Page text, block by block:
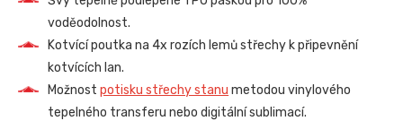
voděodolnost.
Kotvící poutka na 4x rozích lemů střechy k připevnění
kotvících lan.
Možnostpotisku střechy stanu metodou vinylového
tepelného transferu nebo digitální sublimací.